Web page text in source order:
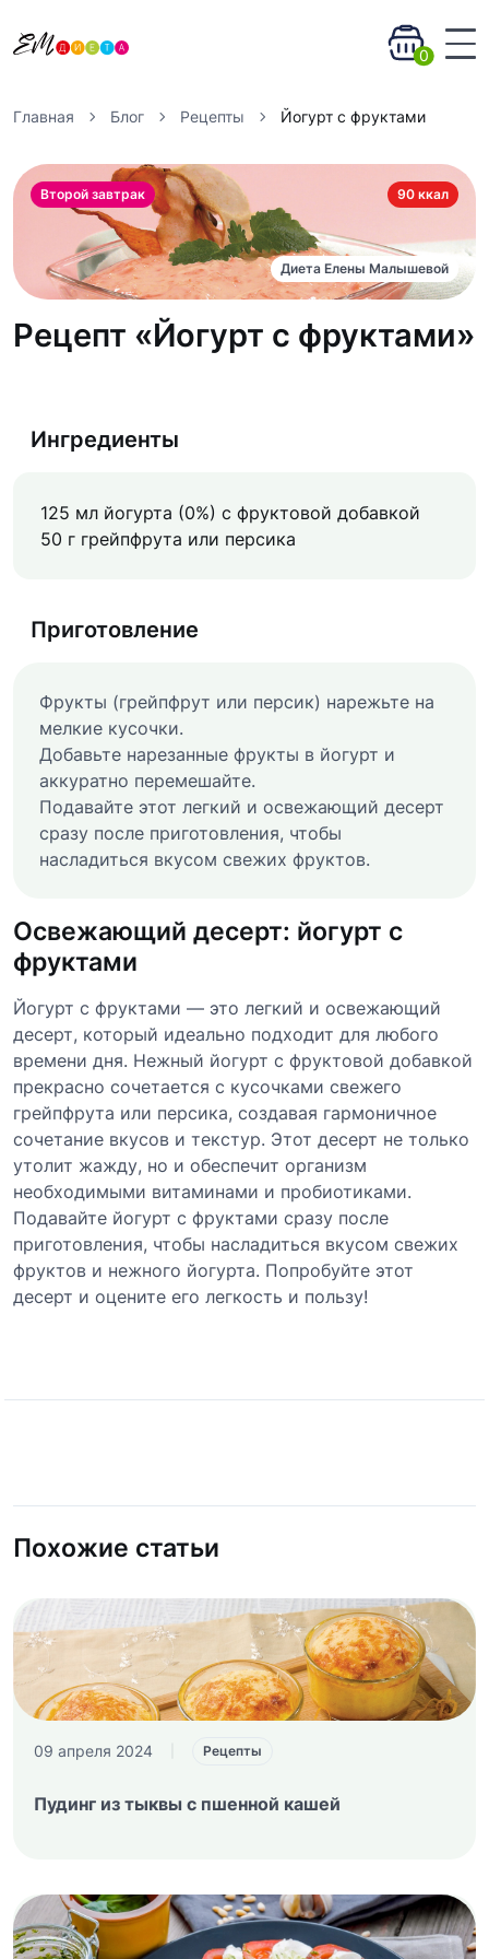
0
Главная Блог Рецепты Йогурт с фруктами
90 ккал
Второй завтрак
Диета Елены Малышевой
Рецепт «Йогурт с фруктами»
Ингредиенты
125 мл йогурта (0%) с фруктовой добавкой
50 г грейпфрута или персика
Приготовление
Фрукты (грейпфрут или персик) нарежьте на
мелкие кусочки.
Добавьте нарезанные фрукты в йогурт и
аккуратно перемешайте.
Подавайте этот легкий и освежающий десерт
сразу после приготовления, чтобы
насладиться вкусом свежих фруктов.
Освежающий десерт: йогурт с
фруктами
Йогурт с фруктами — это легкий и освежающий
десерт, который идеально подходит для любого
времени дня. Нежный йогурт с фруктовой добавкой
прекрасно сочетается с кусочками свежего
грейпфрута или персика, создавая гармоничное
сочетание вкусов и текстур. Этот десерт не только
утолит жажду, но и обеспечит организм
необходимыми витаминами и пробиотиками.
Подавайте йогурт с фруктами сразу после
приготовления, чтобы насладиться вкусом свежих
фруктов и нежного йогурта. Попробуйте этот
десерт и оцените его легкость и пользу!
Похожие статьи
09 апреля 2024 Рецепты
Пудинг из тыквы с пшенной кашей